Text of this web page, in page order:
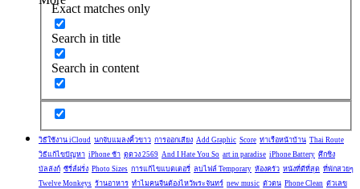
Exact matches only
Search in title
Search in content
วิธีใช้งาน iCloud นกจับแมลงคิ้วขาว การออกเสียง Add Graphic Score ท่าเรือหน้าบ้าน Thai Route
วิธีแก้ไขปัญหา iPhone ช้า ดูดวง 2569 And I Hate You So art in paradise iPhone Battery ศึกชิง
บัลลังก์ ซีรี่ส์ฝรั่ง Photo Sizes การแก้ไขแบตเตอรี่ ลบไฟล์ Temporary ห้องครัว หนังที่ดีที่สุด ที่พักสวยๆ
Twelve Monkeys ร้านอาหาร ทำไมคนจีนต้องไหว้พระจันทร์ new music ตัวตน Phone Clean ตัวเลข